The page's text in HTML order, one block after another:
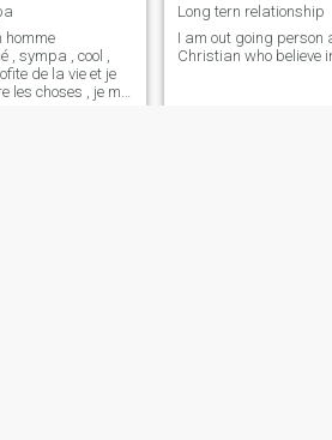
homme
, sympa , cool ,
de la vie et je
les choses , je me
Long tern relationship
I am out going person
Christian who believe